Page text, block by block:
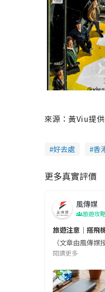
來源：黃Viu提供
好去處 香
更多真實評價
風傳媒
旅遊攻
旅遊注意｜搭飛
（文章由風傳
閱讀更多